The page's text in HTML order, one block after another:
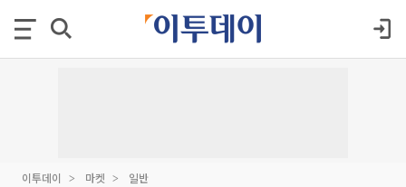
이투데이 마켓 일반